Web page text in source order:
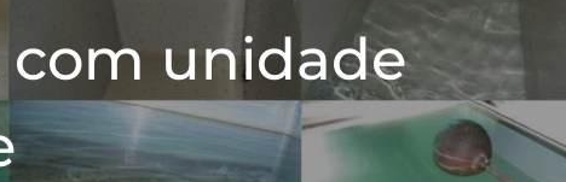
com unidade